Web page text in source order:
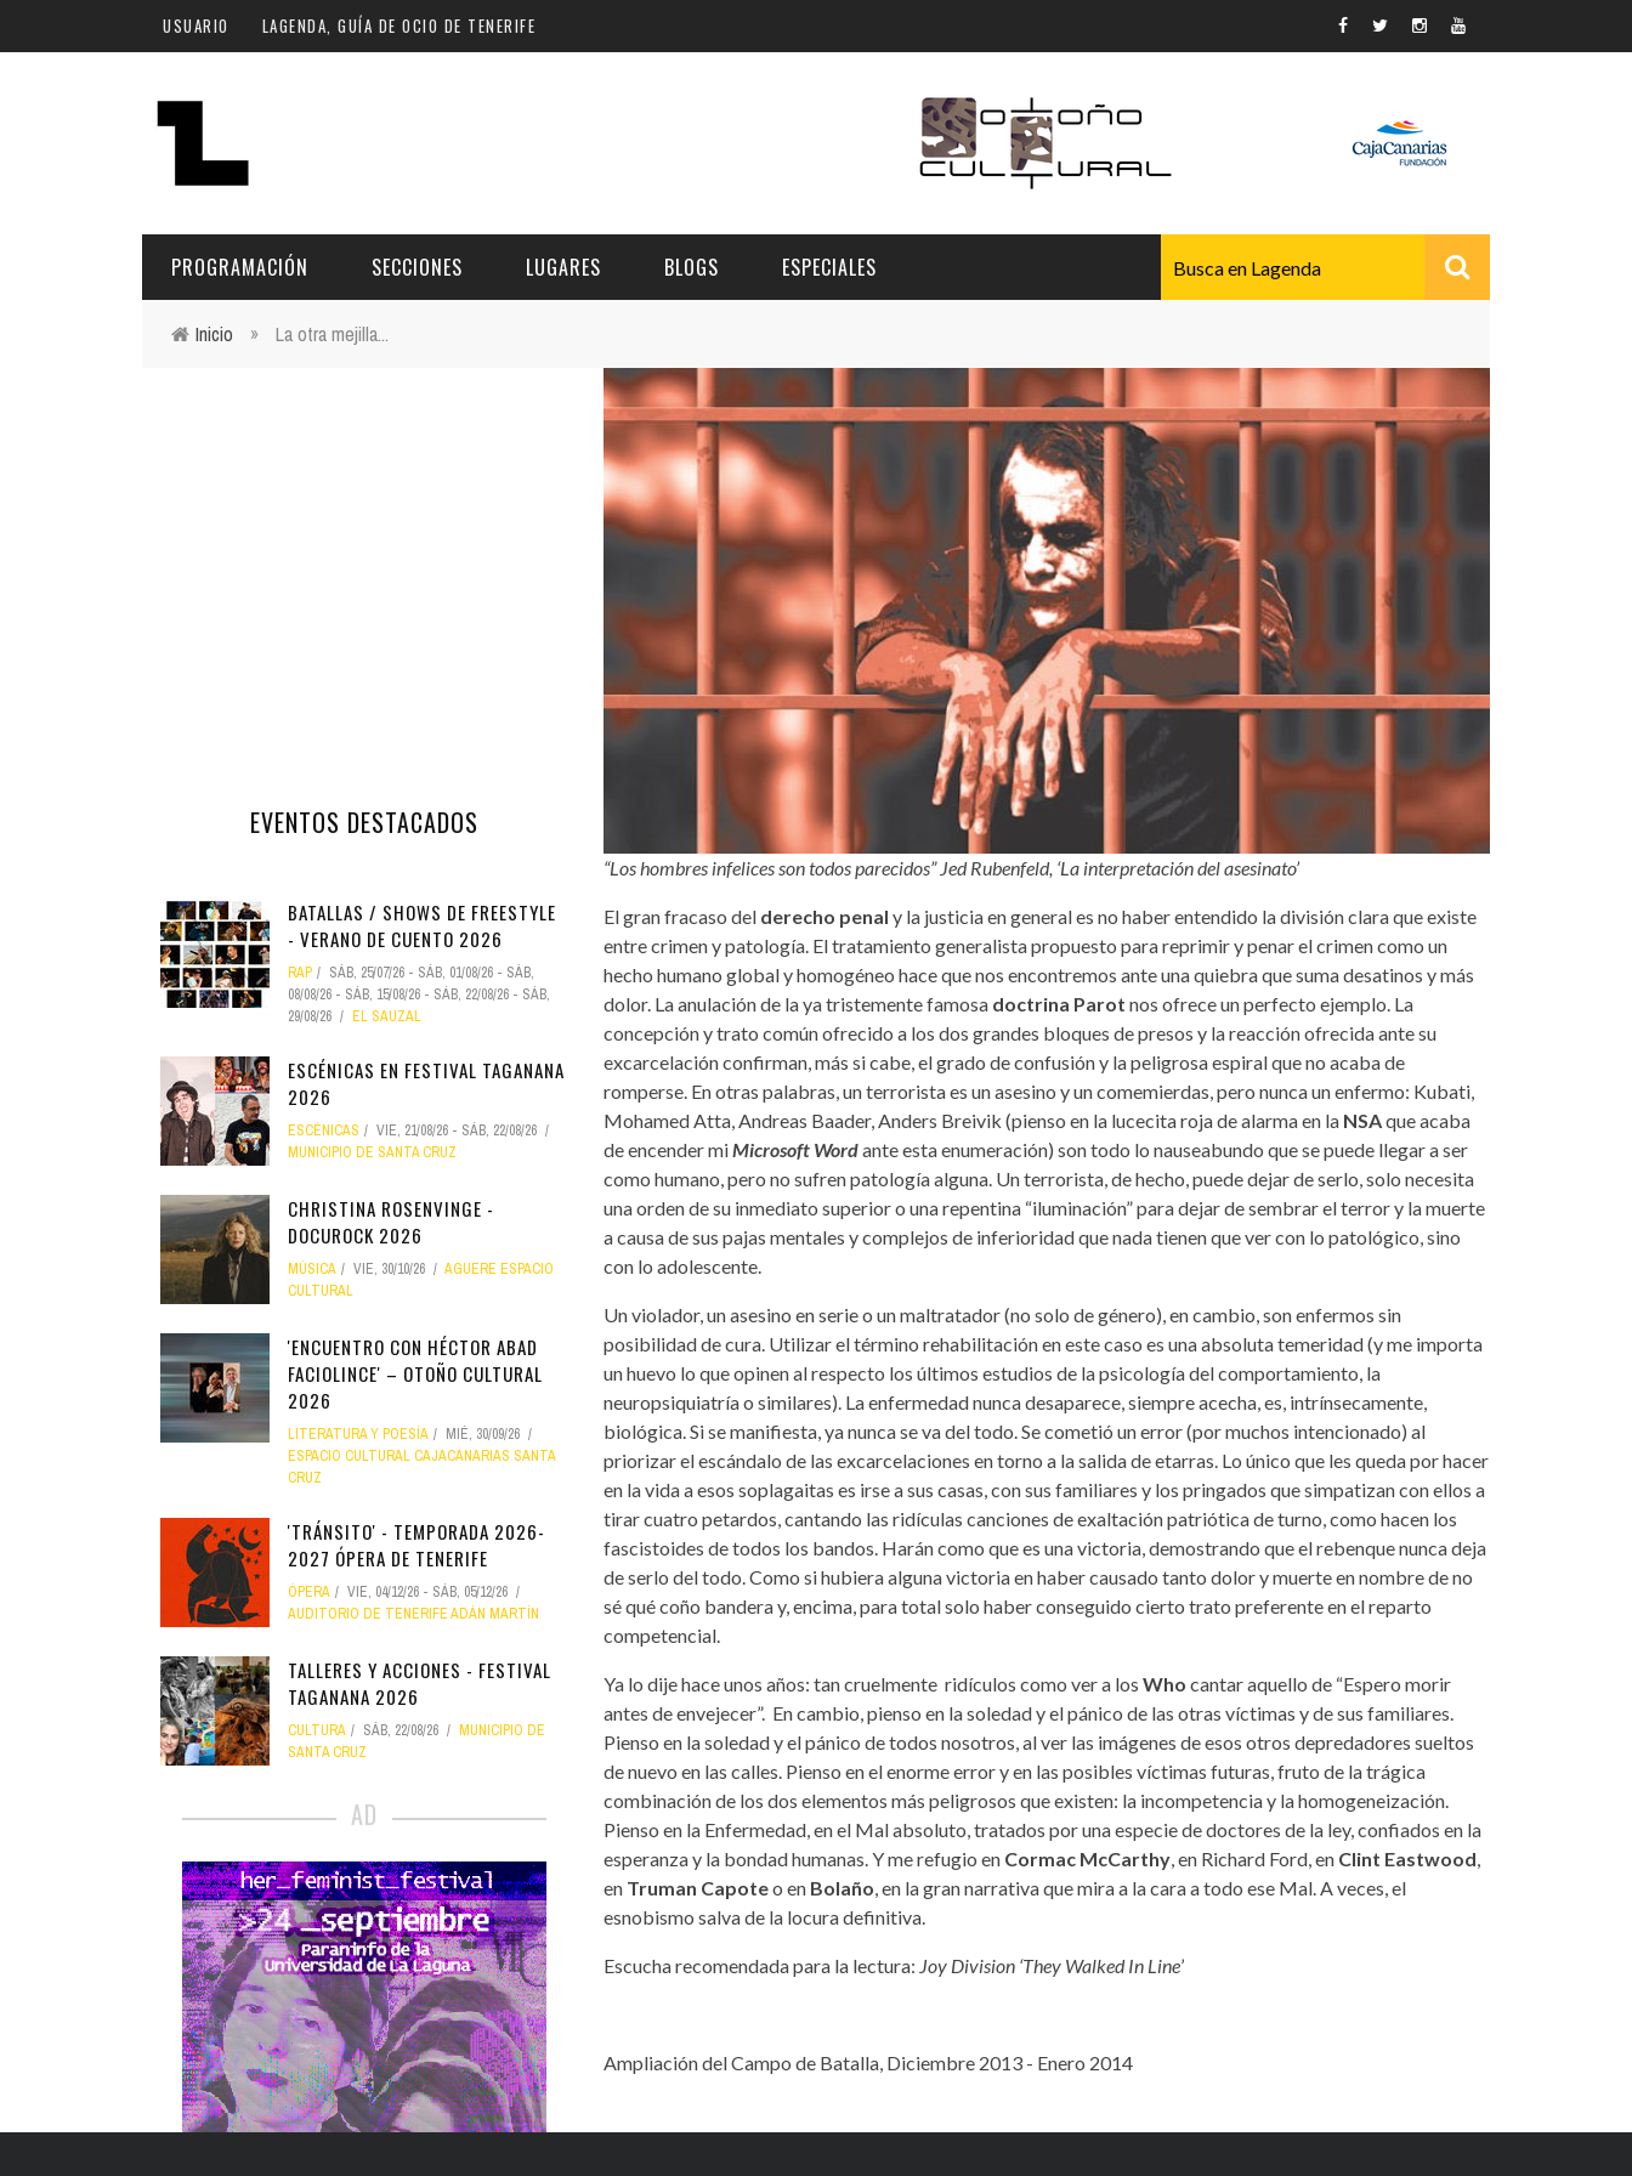
Pasar al contenido principal
USUARIO LAGENDA, GUÍA DE OCIO DE TENERIFE
PROGRAMACIÓN
Santa Cruz | La Laguna
Deporte y Naturaleza
Infantil
Música
Escénicas
AVANZADO
SECCIONES LUGARES
ARTE | MUSEOS
SALAS Y AUDITORIOS
ESPACIOS CULTURALES
BLOGS ESPECIALES
FESTIVAL BOREAL 2026
FESTIVAL TAGANANA 2026
TENERIFE PHE FESTIVAL 2026
XXVII VERANO DE CUENTO
Inicio » La otra mejilla...
EVENTOS DESTACADOS
BATALLAS / SHOWS DE FREESTYLE
- VERANO DE CUENTO 2026
RAP SÁB, 25/07/26 - SÁB, 01/08/26 - SÁB,
08/08/26 - SÁB, 15/08/26 - SÁB, 22/08/26 - SÁB,
29/08/26
EL SAUZAL
ESCÉNICAS EN FESTIVAL TAGANANA
2026
ESCÉNICAS VIE, 21/08/26 - SÁB, 22/08/26
MUNICIPIO DE SANTA CRUZ
CHRISTINA ROSENVINGE -
DOCUROCK 2026
MÚSICA VIE, 30/10/26
AGUERE ESPACIO
CULTURAL
'ENCUENTRO CON HÉCTOR ABAD
FACIOLINCE' – OTOÑO CULTURAL
2026
LITERATURA Y POESÍA
MIÉ, 30/09/26
ESPACIO CULTURAL CAJACANARIAS SANTA
CRUZ
'TRÁNSITO' - TEMPORADA 2026-
2027 ÓPERA DE TENERIFE
ÓPERA VIE, 04/12/26 - SÁB, 05/12/26
AUDITORIO DE TENERIFE ADÁN MARTÍN
TALLERES Y ACCIONES - FESTIVAL
TAGANANA 2026
CULTURA SÁB, 22/08/26
MUNICIPIO DE
SANTA CRUZ
AD
“Los hombres infelices son todos parecidos” Jed Rubenfeld, ‘La interpretación del asesinato’
El gran fracaso del derecho penal y la justicia en general es no haber entendido la división clara que existe
entre crimen y patología. El tratamiento generalista propuesto para reprimir y penar el crimen como un
hecho humano global y homogéneo hace que nos encontremos ante una quiebra que suma desatinos y más
dolor. La anulación de la ya tristemente famosa doctrina Parot nos ofrece un perfecto ejemplo. La
concepción y trato común ofrecido a los dos grandes bloques de presos y la reacción ofrecida ante su
excarcelación confirman, más si cabe, el grado de confusión y la peligrosa espiral que no acaba de
romperse. En otras palabras, un terrorista es un asesino y un comemierdas, pero nunca un enfermo: Kubati,
Mohamed Atta, Andreas Baader, Anders Breivik (pienso en la lucecita roja de alarma en la NSAque acaba
de encender miMicrosoft Wordante esta enumeración) son todo lo nauseabundo que se puede llegar a ser
como humano, pero no sufren patología alguna. Un terrorista, de hecho, puede dejar de serlo, solo necesita
una orden de su inmediato superior o una repentina “iluminación” para dejar de sembrar el terror y la muerte
a causa de sus pajas mentales y complejos de inferioridad que nada tienen que ver con lo patológico, sino
con lo adolescente.
Un violador, un asesino en serie o un maltratador (no solo de género), en cambio, son enfermos sin
posibilidad de cura. Utilizar el término rehabilitación en este caso es una absoluta temeridad (y me importa
un huevo lo que opinen al respecto los últimos estudios de la psicología del comportamiento, la
neuropsiquiatría o similares). La enfermedad nunca desaparece, siempre acecha, es, intrínsecamente,
biológica. Si se manifiesta, ya nunca se va del todo. Se cometió un error (por muchos intencionado) al
priorizar el escándalo de las excarcelaciones en torno a la salida de etarras. Lo único que les queda por hacer
en la vida a esos soplagaitas es irse a sus casas, con sus familiares y los pringados que simpatizan con ellos a
tirar cuatro petardos, cantando las ridículas canciones de exaltación patriótica de turno, como hacen los
fascistoides de todos los bandos. Harán como que es una victoria, demostrando que el rebenque nunca deja
de serlo del todo. Como si hubiera alguna victoria en haber causado tanto dolor y muerte en nombre de no
sé qué coño bandera y, encima, para total solo haber conseguido cierto trato preferente en el reparto
competencial.
Ya lo dije hace unos años: tan cruelmente ridículos como ver a los Who cantar aquello de “Espero morir
antes de envejecer”. En cambio, pienso en la soledad y el pánico de las otras víctimas y de sus familiares.
Pienso en la soledad y el pánico de todos nosotros, al ver las imágenes de esos otros depredadores sueltos
de nuevo en las calles. Pienso en el enorme error y en las posibles víctimas futuras, fruto de la trágica
combinación de los dos elementos más peligrosos que existen: la incompetencia y la homogeneización.
Pienso en la Enfermedad, en el Mal absoluto, tratados por una especie de doctores de la ley, confiados en la
esperanza y la bondad humanas. Y me refugio en Cormac McCarthy, en Richard Ford, en Clint Eastwood,
en Truman Capoteo en Bolaño, en la gran narrativa que mira a la cara a todo ese Mal. A veces, el
esnobismo salva de la locura definitiva.
Escucha recomendada para la lectura: Joy Division ‘They Walked In Line’
Ampliación del Campo de Batalla, Diciembre 2013 - Enero 2014